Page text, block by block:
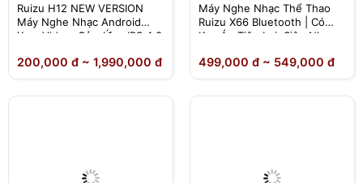
Ruizu H12 NEW VERSION
Máy Nghe Nhạc Android
Xem Video ,Cảm Ứng IPS 4.8
Bluetooth 5.2, Wifi
200,000 đ ~ 1,990,000 đ
Máy Nghe Nhạc Thể Thao
Ruizu X66 Bluetooth | Có
Kẹp Áo Tiện Lợi, Siêu Nhẹ
499,000 đ ~ 549,000 đ